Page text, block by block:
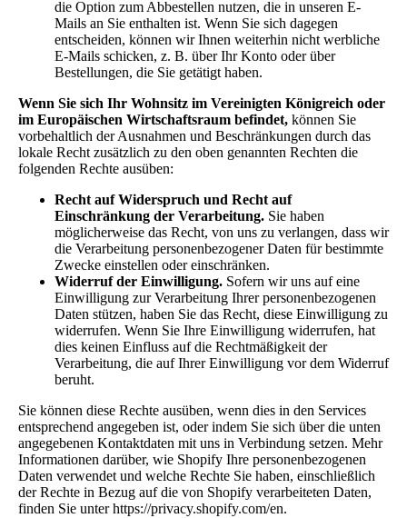
die Option zum Abbestellen nutzen, die in unseren E-
Mails an Sie enthalten ist. Wenn Sie sich dagegen
entscheiden, können wir Ihnen weiterhin nicht werbliche
E-Mails schicken, z. B. über Ihr Konto oder über
Bestellungen, die Sie getätigt haben.
Wenn Sie sich Ihr Wohnsitz im Vereinigten Königreich oder
im Europäischen Wirtschaftsraum befindet, können Sie
vorbehaltlich der Ausnahmen und Beschränkungen durch das
lokale Recht zusätzlich zu den oben genannten Rechten die
folgenden Rechte ausüben:
Recht auf Widerspruch und Recht auf
Einschränkung der Verarbeitung. Sie haben
möglicherweise das Recht, von uns zu verlangen, dass wir
die Verarbeitung personenbezogener Daten für bestimmte
Zwecke einstellen oder einschränken.
Widerruf der Einwilligung. Sofern wir uns auf eine
Einwilligung zur Verarbeitung Ihrer personenbezogenen
Daten stützen, haben Sie das Recht, diese Einwilligung zu
widerrufen. Wenn Sie Ihre Einwilligung widerrufen, hat
dies keinen Einfluss auf die Rechtmäßigkeit der
Verarbeitung, die auf Ihrer Einwilligung vor dem Widerruf
beruht.
Sie können diese Rechte ausüben, wenn dies in den Services
entsprechend angegeben ist, oder indem Sie sich über die unten
angegebenen Kontaktdaten mit uns in Verbindung setzen. Mehr
Informationen darüber, wie Shopify Ihre personenbezogenen
Daten verwendet und welche Rechte Sie haben, einschließlich
der Rechte in Bezug auf die von Shopify verarbeiteten Daten,
finden Sie unter https://privacy.shopify.com/en.